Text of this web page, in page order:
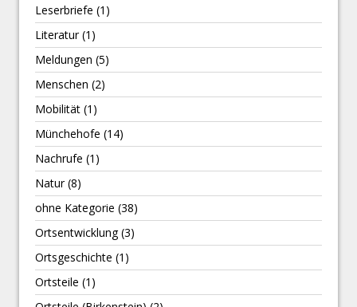
Leserbriefe (1)
Literatur(1)
Meldungen (5)
Menschen (2)
Mobilität (1)
Münchehofe (14)
Nachrufe (1)
Natur(8)
ohne Kategorie (38)
Ortsentwicklung(3)
Ortsgeschichte (1)
Ortsteile (1)